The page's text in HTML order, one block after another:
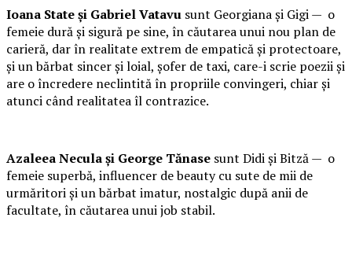
Ioana State și Gabriel Vatavu sunt Georgiana și Gigi — o
femeie dură și sigură pe sine, în căutarea unui nou plan de
carieră, dar în realitate extrem de empatică și protectoare,
și un bărbat sincer și loial, șofer de taxi, care-i scrie poezii și
are o încredere neclintită în propriile convingeri, chiar și
atunci când realitatea îl contrazice.
Azaleea Necula și George Tănase sunt Didi și Bitză — o
femeie superbă, influencer de beauty cu sute de mii de
urmăritori și un bărbat imatur, nostalgic după anii de
facultate, în căutarea unui job stabil.